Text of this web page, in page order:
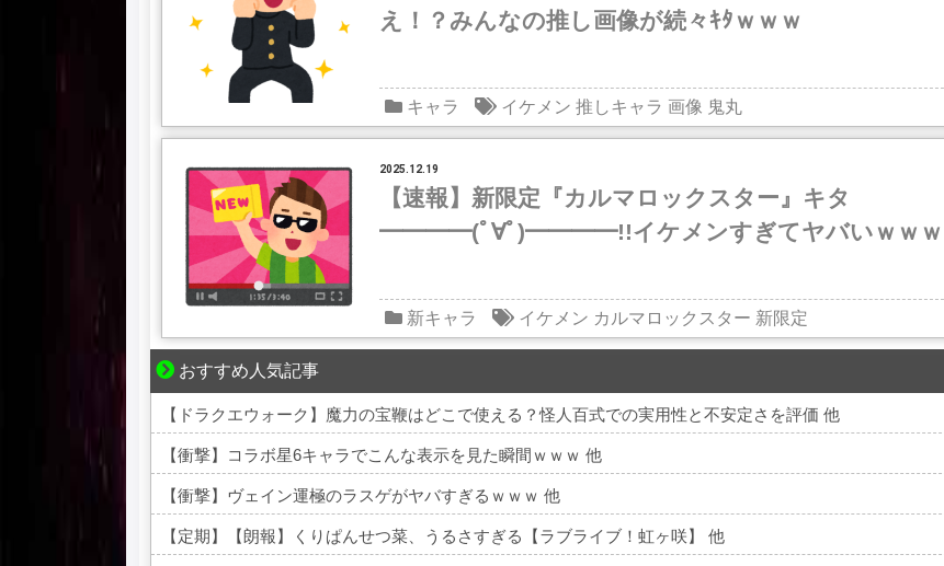
え！？みんなの推し画像が続々ｷﾀｗｗｗ
キャラ イケメン 推しキャラ 画像 鬼丸
2025.12.19
【速報】新限定『カルマロックスター』キタ
━━━━(ﾟ∀ﾟ)━━━━!!イケメンすぎてヤバいｗｗｗ
新キャラ イケメン カルマロックスター 新限定
おすすめ人気記事
ゾッとして、ほろりとする奇妙な物語。
【ドラクエウォーク】魔力の宝鞭はどこで使える？怪人百式での実用性と不安定さを評価 他
【衝撃】コラボ星6キャラでこんな表示を見た瞬間ｗｗｗ 他
【衝撃】ヴェイン運極のラスゲがヤバすぎるｗｗｗ 他
【定期】【朗報】くりぱんせつ菜、うるさすぎる【ラブライブ！虹ヶ咲】 他